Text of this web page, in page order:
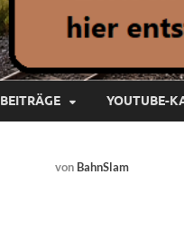
BEITRÄGE YOUTUBE-
von BahnSlam